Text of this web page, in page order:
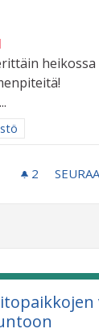
heikossa
mukaan:
2 2
SEURAA